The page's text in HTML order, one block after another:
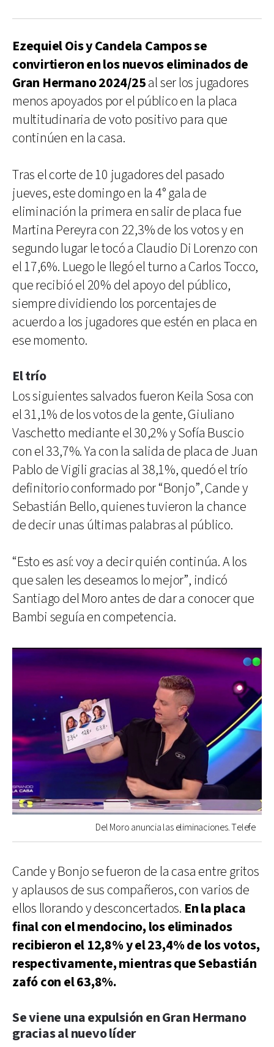
Ezequiel Ois y Candela Campos se
convirtieron en los nuevos eliminados de
Gran Hermano 2024/25al ser los jugadores
menos apoyados por el público en la placa
multitudinaria de voto positivo para que
continúen en la casa.
Tras el corte de 10 jugadores del pasado
jueves, este domingo en la 4° gala de
eliminación la primera en salir de placa fue
Martina Pereyra con 22,3% de los votos y en
segundo lugar le tocó a Claudio Di Lorenzo con
el 17,6%. Luego le llegó el turno a Carlos Tocco,
que recibió el 20% del apoyo del público,
siempre dividiendo los porcentajes de
acuerdo a los jugadores que estén en placa en
ese momento.
El trío
Los siguientes salvados fueron Keila Sosa con
el 31,1% de los votos de la gente, Giuliano
Vaschetto mediante el 30,2% y Sofía Buscio
con el 33,7%. Ya con la salida de placa de Juan
Pablo de Vigili gracias al 38,1%, quedó el trío
definitorio conformado por “Bonjo”, Cande y
Sebastián Bello, quienes tuvieron la chance
de decir unas últimas palabras al público.
“Esto es así: voy a decir quién continúa. A los
que salen les deseamos lo mejor”, indicó
Santiago del Moro antes de dar a conocer que
Bambi seguía en competencia.
Del Moro anuncia las eliminaciones. Telefe
Cande y Bonjo se fueron de la casa entre gritos
y aplausos de sus compañeros, con varios de
ellos llorando y desconcertados. En la placa
final con el mendocino, los eliminados
recibieron el 12,8% y el 23,4% de los votos,
respectivamente, mientras que Sebastián
zafó con el 63,8%.
Se viene una expulsión en Gran Hermano
gracias al nuevo líder